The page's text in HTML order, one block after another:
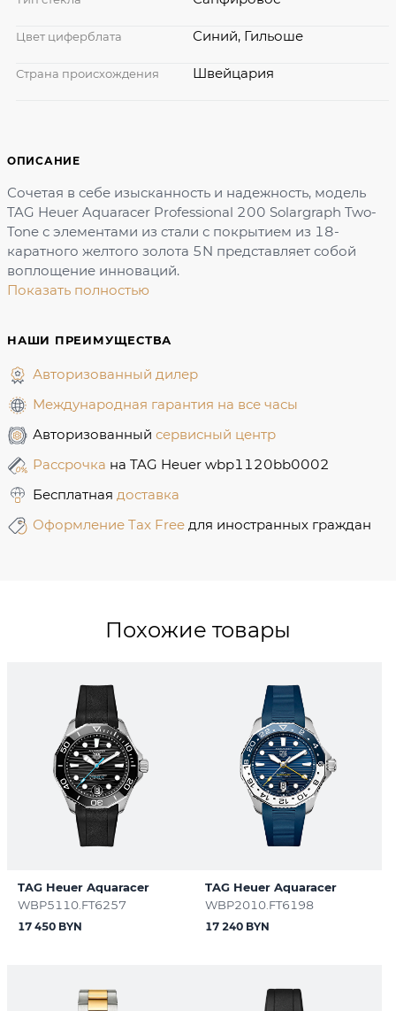
ОПИСАНИЕ
Сочетая в себе изысканность и надежность, модель
TAG Heuer Aquaracer Professional 200 Solargraph Two-
Tone с элементами из стали с покрытием из 18-
каратного желтого золота 5N представляет собой
воплощение инноваций.
Показать полностью
НАШИ ПРЕИМУЩЕСТВА
Авторизованный дилер
Международная гарантия на все часы
Авторизованный сервисный центр
Рассрочка на TAG Heuer wbp1120bb0002
Бесплатная доставка
Оформление Tax Free для иностранных граждан
Цвет циферблата Синий, Гильоше
Страна происхождения Швейцария
Похожие товары
TAG Heuer Aquaracer
WBP5110.FT6257
17 450 BYN
TAG Heuer Aquaracer
WBP2010.FT6198
17 240 BYN